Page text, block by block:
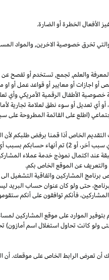
الأفعال الخطرة أو الضارة.
والتي تخرق خصوصية الاخرين,والمواد
والعلم, تجمع, تستخدم أو تفصح
أو اجازات أو معايير أو قواعد عمل أو
الأطفال الرقمية الأمريكي وأي
أو أي تعديل أو سوء نطق لعلامة تجارية
(اطلع على القائمة المطروحة على
الخاص أذا قمنا برفض طلبكم لأن
أخر،أو 2) تم أنهاء حسابكم بسبب أي خرق أو مخالفة (وفق تقديرنا
عند اكتمال نموذج خدمة عملاء
عن الموقع الخاص بكم.
المشاركين واتفاقية التشغيل الى
حتى ولو كان عنوان حساب البريد
المشاركين،فأنكم توافقون على أنكم
بتوفير الموارد على موقع المشاركين
ولو كانت تحاول استغلال اسم
أن تعرض الرابط الخاص على موقعك. أن